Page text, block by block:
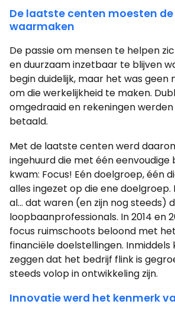
De laatste centen moesten
waarmaken
De passie om mensen te helpen
en duurzaam inzetbaar te blijven
begin duidelijk, maar het was geen
om die werkelijkheid te maken.
omgedraaid en rekeningen
betaald.
Met de laatste centen werd
ingehuurd die met één eenvoudige
kwam: Focus! Eén doelgroep, één
alles ingezet op die ene doelgroep.
al… dat waren (en zijn nog steeds)
loopbaanprofessionals. In 2014 en
focus ruimschoots beloond met
financiële doelstellingen. Inmiddels
zeggen dat het bedrijf flink is
steeds volop in ontwikkeling zijn.
Innovatie werd het kenmerk